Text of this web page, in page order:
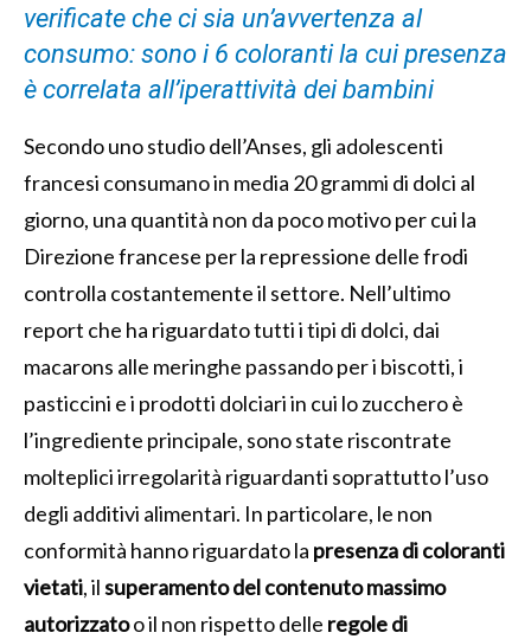
verificate che ci sia un’avvertenza al
consumo: sono i 6 coloranti la cui presenza
è correlata all’iperattività dei bambini
Secondo uno studio dell’Anses, gli adolescenti
francesi consumano in media 20 grammi di dolci al
giorno, una quantità non da poco motivo per cui la
Direzione francese per la repressione delle frodi
controlla costantemente il settore. Nell’ultimo
report che ha riguardato tutti i tipi di dolci, dai
macarons alle meringhe passando per i biscotti, i
pasticcini e i prodotti dolciari in cui lo zucchero è
l’ingrediente principale, sono state riscontrate
molteplici irregolarità riguardanti soprattutto l’uso
degli additivi alimentari. In particolare, le non
conformità hanno riguardato la presenza di coloranti
vietati, ilsuperamento del contenuto massimo
autorizzatoo il non rispetto delle regole di